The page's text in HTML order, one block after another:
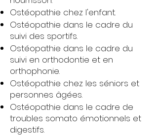
Ostéopathie chez l'enfant.
Ostéopathie dans le cadre du
suivi des sportifs.
Ostéopathie dans le cadre du
suivi en orthodontie et en
orthophonie.
Ostéopathie chez les séniors et
personnes âgées.
Ostéopathie dans le cadre de
troubles somato émotionnels et
digestifs.